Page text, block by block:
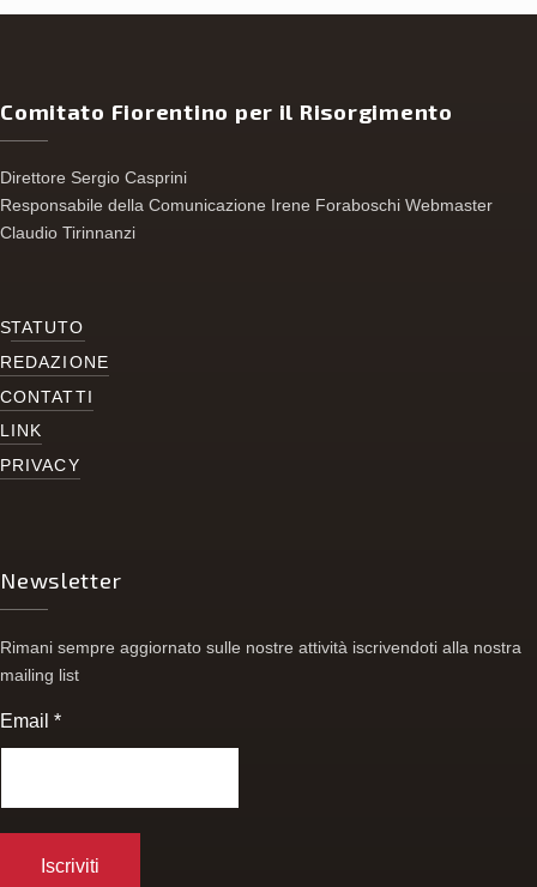
Comitato Fiorentino per il Risorgimento
Direttore Sergio Casprini
Responsabile della Comunicazione Irene Foraboschi Webmaster
Claudio Tirinnanzi
STATUTO
REDAZIONE
CONTATTI
LINK
PRIVACY
Newsletter
Rimani sempre aggiornato sulle nostre attività iscrivendoti alla nostra
mailing list
Email*